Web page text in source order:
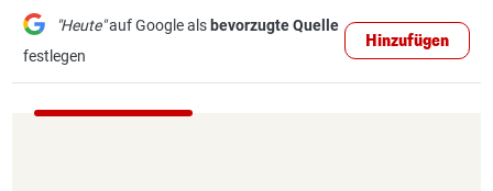
"Heute"auf Google als bevorzugte Quelle
festlegen
Hinzufügen